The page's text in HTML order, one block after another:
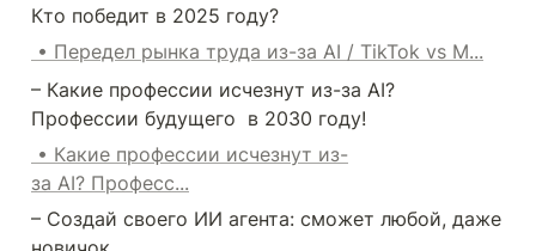
Кто победит в 2025 году?
• Передел рынка труда из-за AI / TikTok vs M...
– Какие профессии исчезнут из-за AI?
Профессии будущего  в 2030 году!
• Какие профессии исчезнут из-
за AI? Професс...
– Создай своего ИИ агента: сможет любой, даже